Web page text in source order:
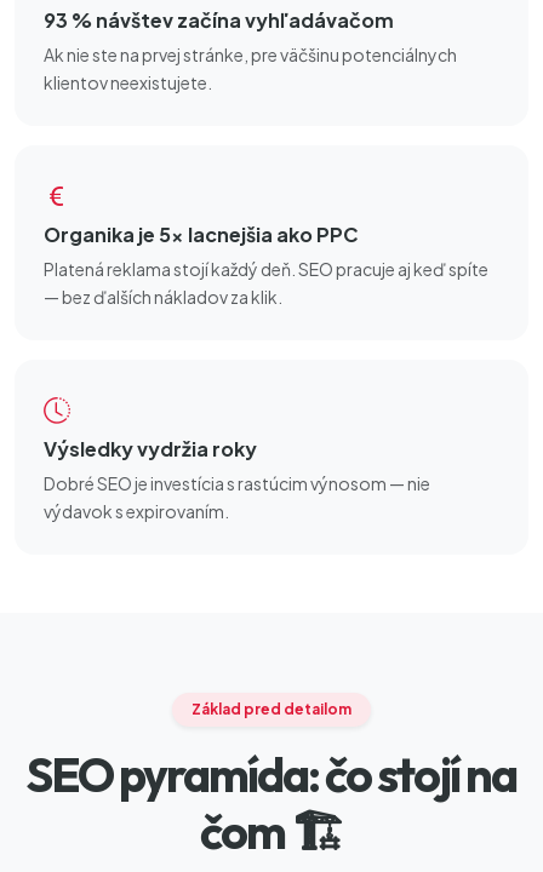
93 % návštev začína vyhľadávačom
Ak nie ste na prvej stránke, pre väčšinu potenciálnych
klientov neexistujete.
Organika je 5× lacnejšia ako PPC
Platená reklama stojí každý deň. SEO pracuje aj keď spíte
— bez ďalších nákladov za klik.
Výsledky vydržia roky
Dobré SEO je investícia s rastúcim výnosom — nie
výdavok s expirovaním.
Základ pred detailom
SEO pyramída: čo stojí na
čom 🏗️